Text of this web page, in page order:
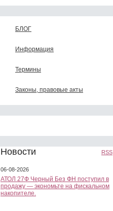
БЛОГ
Информация
Термины
Законы, правовые акты
Новости RSS
06-08-2026
АТОЛ 27Ф Черный Без ФН поступил в
продажу — экономьте на фискальном
накопителе.